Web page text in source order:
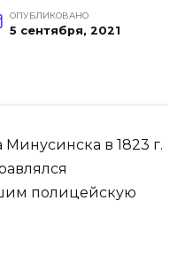
ОПУБЛИКОВАНО
5 сентября, 2021
в 1823 г.
полицейскую